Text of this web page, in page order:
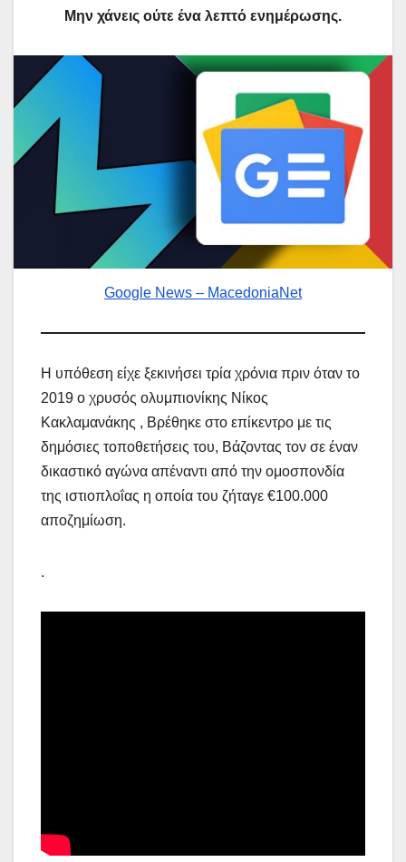
Μην χάνεις ούτε ένα λεπτό ενημέρωσης.
Google News – MacedoniaNet
Η υπόθεση είχε ξεκινήσει τρία χρόνια πριν όταν το
2019 ο χρυσός ολυμπιονίκης Νίκος
Κακλαμανάκης , Βρέθηκε στο επίκεντρο με τις
δημόσιες τοποθετήσεις του, Βάζοντας τον σε έναν
δικαστικό αγώνα απέναντι από την ομοσπονδία
της ιστιοπλοΐας η οποία του ζήταγε €100.000
αποζημίωση.
.